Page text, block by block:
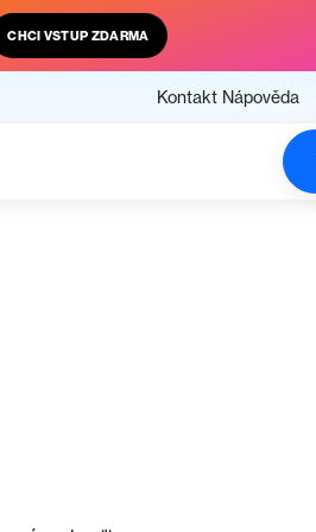
CHCI VSTUP ZDARMA
Kontakt Nápověda